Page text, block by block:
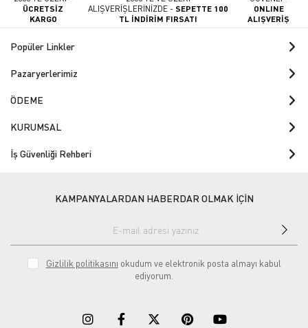
ÜCRETSİZ
KARGO
ALIŞVERİŞLERİNİZDE -SEPETTE 100
TL İNDİRİM FIRSATI
ONLINE
ALIŞVERİŞ
Popüler Linkler
Pazaryerlerimiz
ÖDEME
KURUMSAL
İş Güvenliği Rehberi
KAMPANYALARDAN HABERDAR OLMAK İÇİN
Gizlilik politikasını okudum ve elektronik posta almayı kabul
ediyorum.